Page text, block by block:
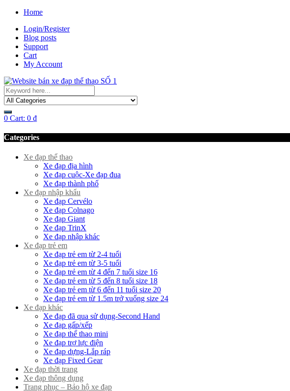
Home
Login/Register
Blog posts
Support
Cart
My Account
0 Cart: 0 ₫
Categories
Xe đạp thể thao
Xe đạp địa hình
Xe đạp cuộc-Xe đạp đua
Xe đạp thành phố
Xe đạp nhập khẩu
Xe đạp Cervélo
Xe đạp Colnago
Xe đạp Giant
Xe đạp TrinX
Xe đạp nhập khác
Xe đạp trẻ em
Xe đạp trẻ em từ 2-4 tuổi
Xe đạp trẻ em từ 3-5 tuổi
Xe đạp trẻ em từ 4 đến 7 tuổi size 16
Xe đạp trẻ em từ 5 đến 8 tuổi size 18
Xe đạp trẻ em từ 6 đến 11 tuổi size 20
Xe đạp trẻ em từ 1.5m trở xuống size 24
Xe đạp khác
Xe đạp đã qua sử dụng-Second Hand
Xe đạp gấp/xếp
Xe đạp thể thao mini
Xe đạp trợ lực điện
Xe đạp dựng-Lắp ráp
Xe đạp Fixed Gear
Xe đạp thời trang
Xe đạp thông dụng
Trang phục – Bảo hộ xe đạp